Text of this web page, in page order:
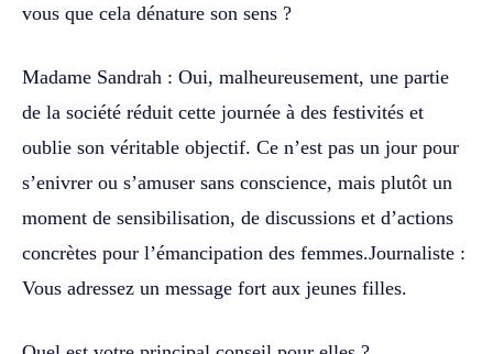
vous que cela dénature son sens ?
Madame Sandrah : Oui, malheureusement, une partie
de la société réduit cette journée à des festivités et
oublie son véritable objectif. Ce n’est pas un jour pour
s’enivrer ou s’amuser sans conscience, mais plutôt un
moment de sensibilisation, de discussions et d’actions
concrètes pour l’émancipation des femmes.Journaliste :
Vous adressez un message fort aux jeunes filles.